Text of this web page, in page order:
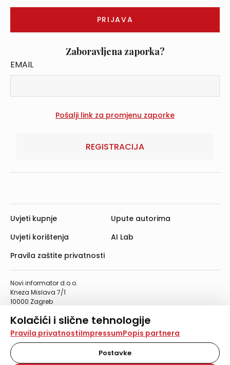
Kolačići i slične tehnologije
Na našoj web stranici koristimo kolačiće i slične
tehnologije za pohranu, čitanje i obradu informacija na
vašem uređaju. Time poboljšavamo korisničko iskustvo,
analiziramo promet na stranici te prikazujemo sadržaje i
Pravila privatnostiImpressumPopis partnera
Postavke
Zaboravljena zaporka?
EMAIL
REGISTRACIJA
Novi informator d.o.o.
Kneza Mislava 7/1
10000 Zagreb
Telefaks: 01/4612-553
info@informator.hr
PRATITE NAS:
Uvjeti kupnje
Uvjeti korištenja
Pravila zaštite privatnosti
Upute autorima
AI Lab